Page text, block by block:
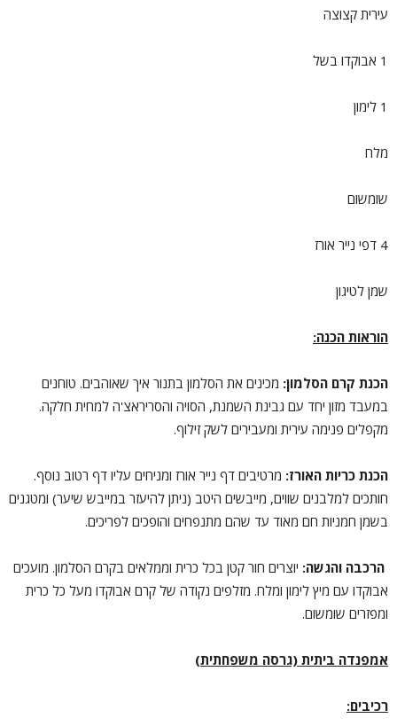
עירית קצוצה
1 אבוקדו בשל
1 לימון
מלח
שומשום
4 דפי נייר אורז
שמן לטיגון
הוראות הכנה:
הכנת קרם הסלמון: מכינים את הסלמון בתנור איך שאוהבים. טוחנים
במעבד מזון יחד עם גבינת השמנת, הסויה והסריראצ'ה למחית חלקה.
מקפלים פנימה עירית ומעבירים לשק זילוף.
הכנת כריות האורז: מרטיבים דף נייר אורז ומניחים עליו דף רטוב נוסף.
חותכים למלבנים שווים, מייבשים היטב (ניתן להיעזר במייבש שיער) ומטגנים
בשמן חמניות חם מאוד עד שהם מתנפחים והופכים לפריכים.
הרכבה והגשה: יוצרים חור קטן בכל כרית וממלאים בקרם הסלמון. מועכים
אבוקדו עם מיץ לימון ומלח. מזלפים נקודה של קרם אבוקדו מעל כל כרית
ומפזרים שומשום.
אמפנדה ביתית (גרסה משפחתית)
רכיבים: